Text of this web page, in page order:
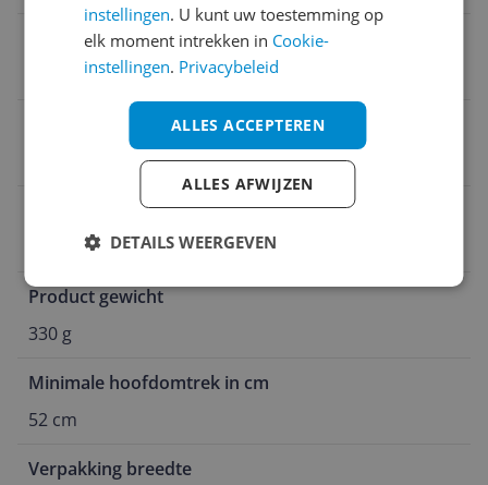
Verpakking hoogte
18,4 cm
Product gewicht
330 g
Minimale hoofdomtrek in cm
52 cm
Verpakking breedte
instellingen. U kunt uw toestemming op
elk moment intrekken in Cookie-
instellingen. Privacybeleid
ALLES ACCEPTEREN
ALLES AFWIJZEN
DETAILS WEERGEVEN